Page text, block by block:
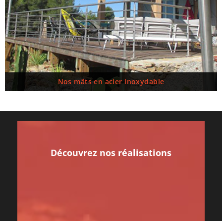
Nos mâts en acier inoxydable
Découvrez nos réalisations